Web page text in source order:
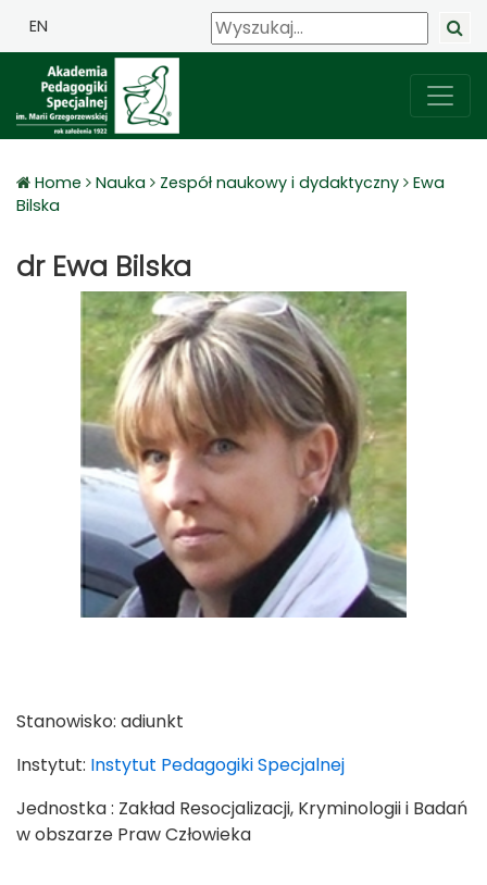
EN
Home Nauka Zespół naukowy i dydaktyczny
Ewa
Bilska
dr Ewa Bilska
Stanowisko: adiunkt
Instytut: Instytut Pedagogiki Specjalnej
Jednostka : Zakład Resocjalizacji, Kryminologii i Badań
w obszarze Praw Człowieka